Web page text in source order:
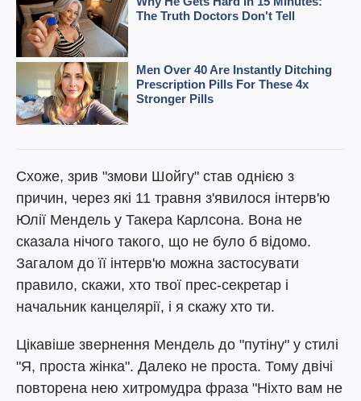
Схоже, зрив "змови Шойгу" став однією з
причин, через які 11 травня з'явилося інтерв'ю
Юлії Мендель у Такера Карлсона. Вона не
сказала нічого такого, що не було б відомо.
Загалом до її інтерв'ю можна застосувати
правило, скажи, хто твої прес-секретар і
начальник канцелярії, і я скажу хто ти.
Цікавіше звернення Мендель до "путіну" у стилі
"Я, проста жінка". Далеко не проста. Тому двічі
повторена нею хитромудра фраза "Ніхто вам не